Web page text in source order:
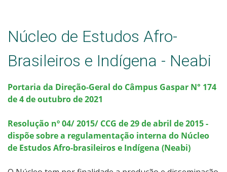
Núcleo de Estudos Afro-
Brasileiros e Indígena - Neabi
Portaria da Direção-Geral do Câmpus Gaspar N° 174
de 4 de outubro de 2021
Resolução nº 04/ 2015/ CCG de 29 de abril de 2015 -
dispõe sobre a regulamentação interna do Núcleo
de Estudos Afro-brasileiros e Indígena (Neabi)